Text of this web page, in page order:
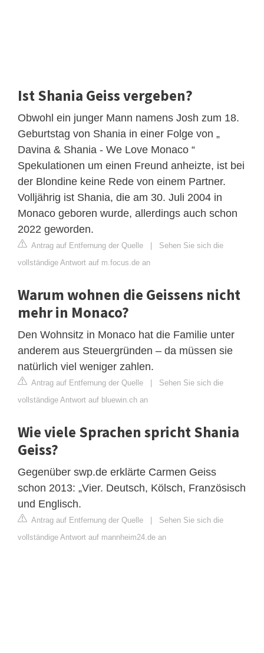
Ist Shania Geiss vergeben?
Obwohl ein junger Mann namens Josh zum 18.
Geburtstag von Shania in einer Folge von „
Davina & Shania - We Love Monaco “
Spekulationen um einen Freund anheizte, ist bei
der Blondine keine Rede von einem Partner.
Volljährig ist Shania, die am 30. Juli 2004 in
Monaco geboren wurde, allerdings auch schon
2022 geworden.
Antrag auf Entfernung der Quelle | Sehen Sie sich die
vollständige Antwort auf m.focus.de an
Warum wohnen die Geissens nicht
mehr in Monaco?
Den Wohnsitz in Monaco hat die Familie unter
anderem aus Steuergründen – da müssen sie
natürlich viel weniger zahlen.
Antrag auf Entfernung der Quelle | Sehen Sie sich die
vollständige Antwort auf bluewin.ch an
Wie viele Sprachen spricht Shania
Geiss?
Gegenüber swp.de erklärte Carmen Geiss
schon 2013: „Vier. Deutsch, Kölsch, Französisch
und Englisch.
Antrag auf Entfernung der Quelle | Sehen Sie sich die
vollständige Antwort auf mannheim24.de an